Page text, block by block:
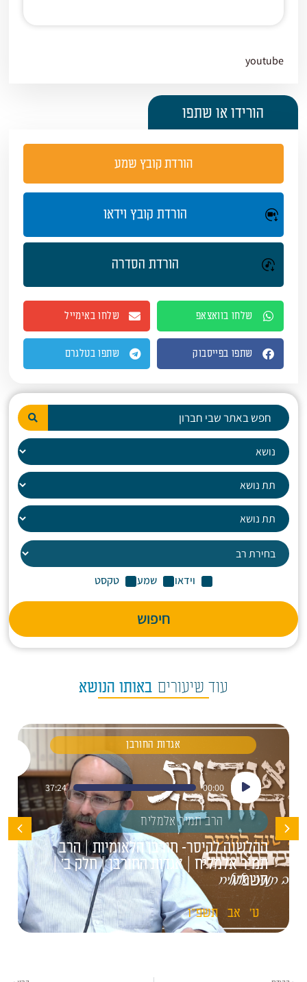
youtube
הורידו או שתפו
הורדת קובץ שמע
הורדת קובץ וידאו
הורדת הסדרה
שלחו בוואצאפ שלחו באימייל
שתפו בפייסבוק שתפו בטלגרם
וידאו שמע טקסט
חיפוש
עוד שיעורים באותו הנושא
אגדות החורבן
נגן
אודיו
00:00
37:24
הרב תמיר אלמליח
ההלשנה לקיסר- חורבן הלאומיות | הרב
תמיר אלמליח | אגדות החורבן | חלק ב' |
תשפ"ו
ט' אב תשפ"ו